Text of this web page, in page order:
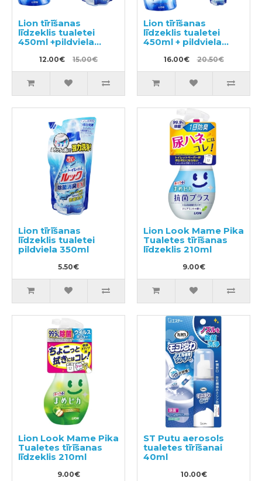
Lion tīrīšanas
līdzeklis tualetei
450ml +pildviela
12.00€ 15.00€
Lion tīrīšanas
līdzeklis tualetei
450ml + pildviela
16.00€ 20.50€
Lion tīrīšanas
līdzeklis tualetei
pildviela 350ml
5.50€
Lion Look Mame Pika
Tualetes tīrīšanas
līdzeklis 210ml
9.00€
Lion Look Mame Pika
Tualetes tīrīšanas
līdzeklis 210ml
9.00€
ST Putu aerosols
tualetes tīrīšanai
40ml
10.00€